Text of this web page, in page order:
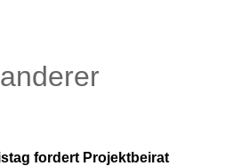
fordert Projektbeirat